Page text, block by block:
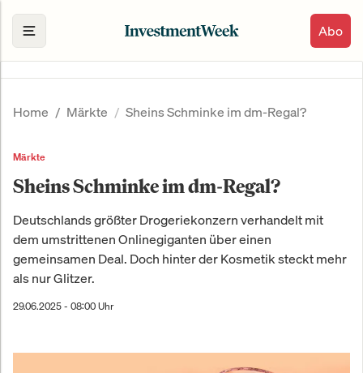
Abo
Home Märkte Sheins Schminke im dm-Regal?
Märkte
Sheins Schminke im dm-Regal?
Deutschlands größter Drogeriekonzern verhandelt mit
dem umstrittenen Onlinegiganten über einen
gemeinsamen Deal. Doch hinter der Kosmetik steckt mehr
als nur Glitzer.
29.06.2025 - 08:00 Uhr